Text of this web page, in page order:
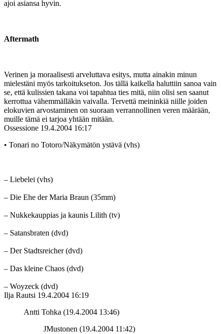
ajoi asiansa hyvin.
Aftermath
Verinen ja moraalisesti arveluttava esitys, mutta ainakin minun
mielestäni myös tarkoitukseton. Jos tällä kaikella haluttiin sanoa vain
se, että kulissien takana voi tapahtua ties mitä, niin olisi sen saanut
kerrottua vähemmälläkin vaivalla. Tervettä meininkiä niille joiden
elokuvien arvostaminen on suoraan verrannollinen veren määrään,
muille tämä ei tarjoa yhtään mitään.
Ossessione 19.4.2004 16:17
• Tonari no Totoro/Näkymätön ystävä (vhs)
– Liebelei (vhs)
– Die Ehe der Maria Braun (35mm)
– Nukkekauppias ja kaunis Lilith (tv)
– Satansbraten (dvd)
– Der Stadtsreicher (dvd)
– Das kleine Chaos (dvd)
– Woyzeck (dvd)
Ilja Rautsi 19.4.2004 16:19
Antti Tohka (19.4.2004 13:46)
JMustonen (19.4.2004 11:42)